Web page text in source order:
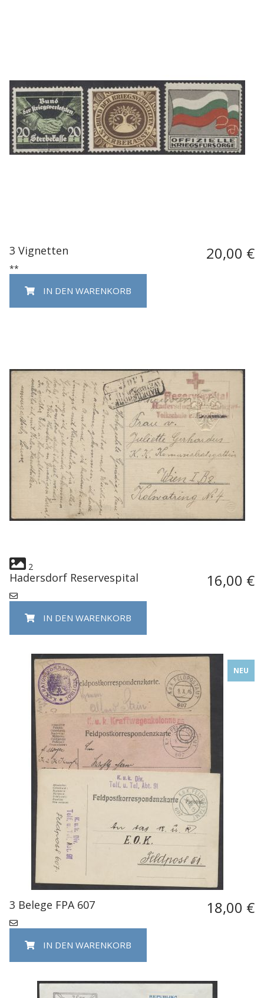
3 Vignetten 20,00 €
**
IN DEN WARENKORB
2
Hadersdorf Reservespital 16,00 €
IN DEN WARENKORB
NEU
3 Belege FPA 607 18,00 €
IN DEN WARENKORB